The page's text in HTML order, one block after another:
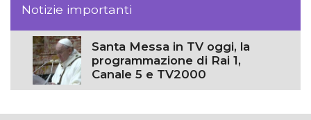
Notizie importanti
Santa Messa in TV oggi, la
programmazione di Rai 1,
Canale 5 e TV2000